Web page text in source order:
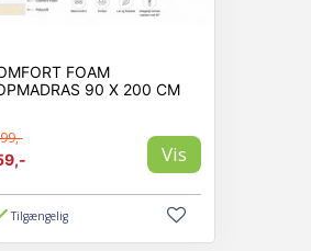
FOAM
90 X 200 CM
Vis
Tilgængelig